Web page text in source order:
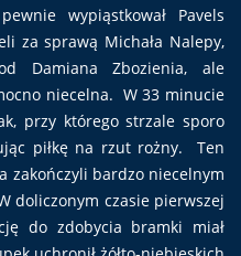
wypiąstkował Pavels
za sprawą Michała Nalepy,
Damiana Zbozienia, ale
niecelna. W 33 minucie
przy którego strzale sporo
piłkę na rzut rożny. Ten
zakończyli bardzo niecelnym
doliczonym czasie pierwszej
do zdobycia bramki miał